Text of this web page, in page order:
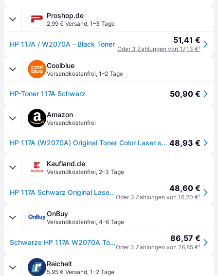
Proshop.de
2,99 € Versand, 1–3 Tage
HP 117A / W2070A - Black Toner 51,41 €
Oder 3 Zahlungen von 17,13 €¹
Coolblue
Versandkostenfrei, 1–2 Tage
HP-Toner 117A Schwarz 50,90 €
Amazon
Versandkostenfrei
HP 117A (W2070A) Original Toner Color Laser schwarz 48,93 €
Kaufland.de
Versandkostenfrei, 2–3 Tage
HP 117A Schwarz Original Laser Tonerkartusche, 1000 Seiten, Schwarz, 1 Stück(e) 48,60 €
Oder 3 Zahlungen von 16,20 €¹
OnBuy
Versandkostenfrei, 4–6 Tage
Schwarze HP 117A W2070A Tonerkartusche für Laser 150 Drucker und Multifunktionsgeräte Laser 178/179 86,57 €
Oder 3 Zahlungen von 28,85 €¹
Reichelt
5,95 € Versand, 1–2 Tage